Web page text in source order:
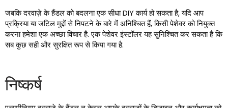
जबकि दरवाज़े के हैंडल को बदलना एक सीधा DIY कार्य हो सकता है, यदि आप
प्रक्रिया या जटिल मुद्दों से निपटने के बारे में अनिश्चित हैं, किसी पेशेवर को नियुक्त
करना हमेशा एक अच्छा विचार है. एक पेशेवर इंस्टॉलर यह सुनिश्चित कर सकता है कि
सब कुछ सही और सुरक्षित रूप से किया गया है.
निष्कर्ष